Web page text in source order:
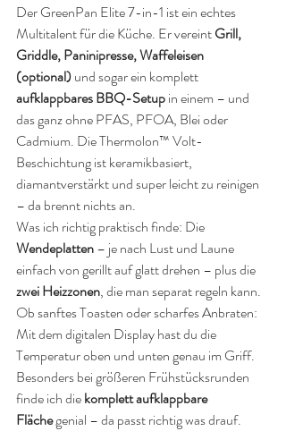
Der GreenPan Elite 7-in-1 ist ein echtes
Multitalent für die Küche. Er vereint Grill,
Griddle, Paninipresse, Waffeleisen
(optional) und sogar ein komplett
aufklappbares BBQ-Setup in einem – und
das ganz ohne PFAS, PFOA, Blei oder
Cadmium. Die Thermolon™ Volt-
Beschichtung ist keramikbasiert,
diamantverstärkt und super leicht zu reinigen
– da brennt nichts an.
Was ich richtig praktisch finde: Die
Wendeplatten – je nach Lust und Laune
einfach von gerillt auf glatt drehen – plus die
zwei Heizzonen, die man separat regeln kann.
Ob sanftes Toasten oder scharfes Anbraten:
Mit dem digitalen Display hast du die
Temperatur oben und unten genau im Griff.
Besonders bei größeren Frühstücksrunden
finde ich die komplett aufklappbare
Fläche genial – da passt richtig was drauf.